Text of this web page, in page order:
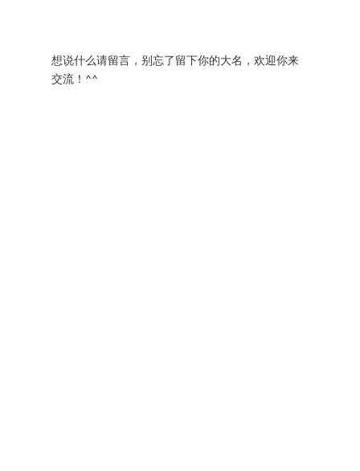
想说什么请留言，别忘了留下你的大名，欢迎你来
交流！^^